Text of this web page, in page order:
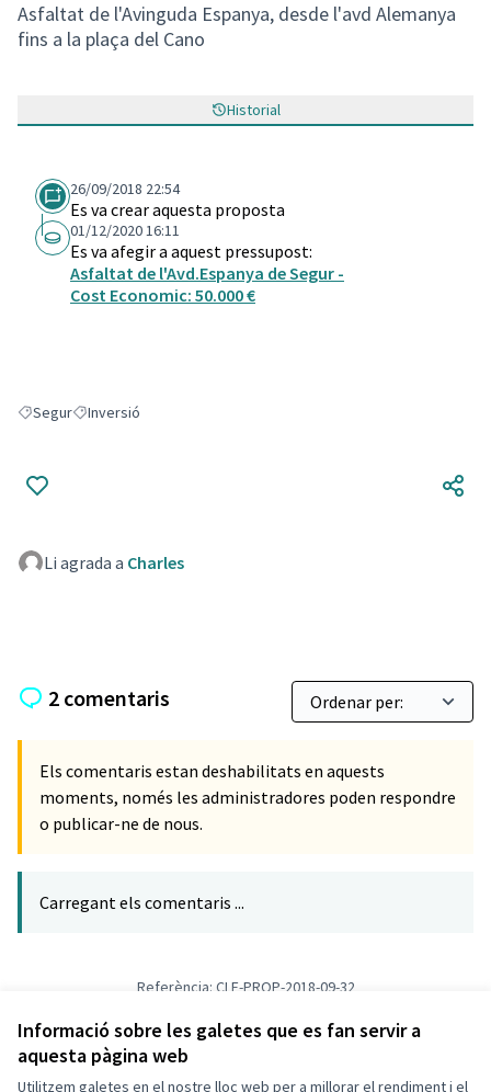
Informació sobre les galetes que es fan servir a
aquesta pàgina web
Utilitzem galetes en el nostre lloc web per a millorar el rendiment i el
Asfaltat de l'Avinguda Espanya, desde l'avd Alemanya
fins a la plaça del Cano
Historial
26/09/2018 22:54
Es va crear aquesta proposta
01/12/2020 16:11
Es va afegir a aquest pressupost:
Asfaltat de l'Avd.Espanya de Segur -
Cost Economic: 50.000 €
Resultats en filtrar per: Segur
SegurResultats en filtrar per: Inversió
Inversió
Li agrada a Charles
2 comentaris
Els comentaris estan deshabilitats en aquests
moments, només les administradores poden respondre
o publicar-ne de nous.
Carregant els comentaris ...
Referència: CLF-PROP-2018-09-32
Verifica l'empremta digital